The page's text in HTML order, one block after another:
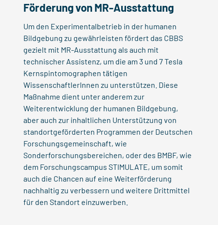
Förderung von MR-Ausstattung
Um den Experimentalbetrieb in der humanen
Bildgebung zu gewährleisten fördert das CBBS
gezielt mit MR-Ausstattung als auch mit
technischer Assistenz, um die am 3 und 7 Tesla
Kernspintomographen tätigen
WissenschaftlerInnen zu unterstützen. Diese
Maßnahme dient unter anderem zur
Weiterentwicklung der humanen Bildgebung,
aber auch zur inhaltlichen Unterstützung von
standortgeförderten Programmen der Deutschen
Forschungsgemeinschaft, wie
Sonderforschungsbereichen, oder des BMBF, wie
dem Forschungscampus STIMULATE, um somit
auch die Chancen auf eine Weiterförderung
nachhaltig zu verbessern und weitere Drittmittel
für den Standort einzuwerben.